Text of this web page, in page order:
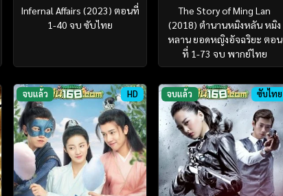
Infernal Affairs (2023) ตอนที่
1-40 จบ ซับไทย
The Story of Ming Lan
(2018) ตำนานหมิงหลัน หมิง
หลาน ยอดหญิงอัจฉริยะ ตอน
ที่ 1-73 จบ พากย์ไทย
จบแล้ว HD จบแล้ว ซับไทย